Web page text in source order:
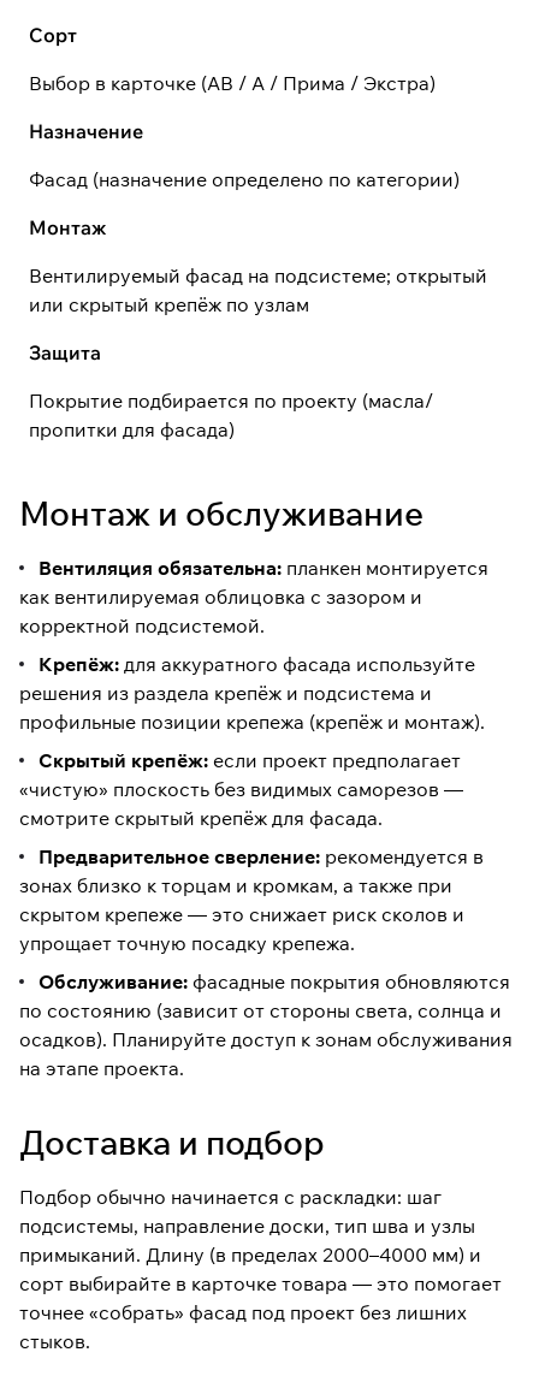
Сорт
Выбор в карточке (АВ / А / Прима / Экстра)
Назначение
Фасад (назначение определено по категории)
Монтаж
Вентилируемый фасад на подсистеме; открытый
или скрытый крепёж по узлам
Защита
Покрытие подбирается по проекту (масла/
пропитки для фасада)
Монтаж и обслуживание
Вентиляция обязательна: планкен монтируется
как вентилируемая облицовка с зазором и
корректной подсистемой.
Крепёж: для аккуратного фасада используйте
решения из раздела крепёж и подсистема и
профильные позиции крепежа (крепёж и монтаж).
Скрытый крепёж: если проект предполагает
«чистую» плоскость без видимых саморезов —
смотрите скрытый крепёж для фасада.
Предварительное сверление: рекомендуется в
зонах близко к торцам и кромкам, а также при
скрытом крепеже — это снижает риск сколов и
упрощает точную посадку крепежа.
Обслуживание: фасадные покрытия обновляются
по состоянию (зависит от стороны света, солнца и
осадков). Планируйте доступ к зонам обслуживания
на этапе проекта.
Доставка и подбор
Подбор обычно начинается с раскладки: шаг
подсистемы, направление доски, тип шва и узлы
примыканий. Длину (в пределах 2000–4000 мм) и
сорт выбирайте в карточке товара — это помогает
точнее «собрать» фасад под проект без лишних
стыков.